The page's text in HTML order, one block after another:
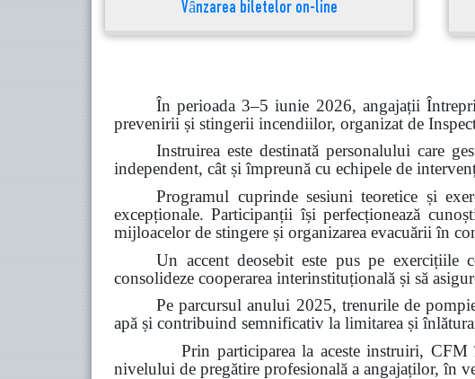
Vânzarea biletelor on-line
În perioada 3–5 iunie 2026, angajații
prevenirii și stingerii incendiilor, organizat de
Instruirea este destinată personalului care
independent, cât și împreună cu echipele de
Programul cuprinde sesiuni teoretice și
excepționale. Participanții își perfecționează
mijloacelor de stingere și organizarea evacuării în
Un accent deosebit este pus pe exercițiile
consolideze cooperarea interinstituțională și să
Pe parcursul anului 2025, trenurile de
apă și contribuind semnificativ la limitarea și
Prin participarea la aceste instruiri, CFM își
nivelului de pregătire profesională a angajaților, în